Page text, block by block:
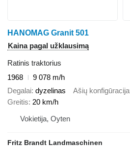
HANOMAG Granit 501
Kaina pagal užklausimą
Ratinis traktorius
1968
9 078 m/h
Degalai dyzelinas Ašių konfigūracija
Greitis 20 km/h
Vokietija, Oyten
Fritz Brandt Landmaschinen